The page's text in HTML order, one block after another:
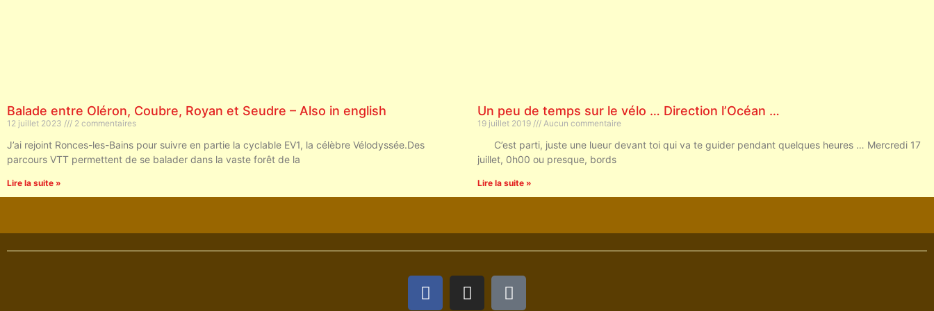
Balade entre Oléron, Coubre, Royan et Seudre – Also in english
12 juillet 2023 2 commentaires
J’ai rejoint Ronces-les-Bains pour suivre en partie la cyclable EV1, la célèbre Vélodyssée.Des
parcours VTT permettent de se balader dans la vaste forêt de la
Lire la suite »
Un peu de temps sur le vélo … Direction l’Océan …
19 juillet 2019 Aucun commentaire
C’est parti, juste une lueur devant toi qui va te guider pendant quelques heures … Mercredi 17
juillet, 0h00 ou presque, bords
Lire la suite »